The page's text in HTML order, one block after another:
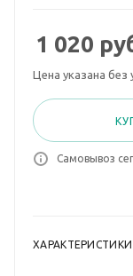
1 020
Цена указана
Самовывоз
ХАРАКТЕРИСТИКИ